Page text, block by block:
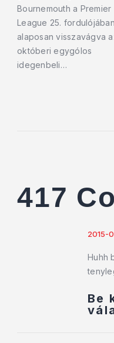
Bournemouth a Premier
League 25. fordulójában,
alaposan visszavágva
októberi egygólos
idegenbeli…
417
2015-
Huhh
Be